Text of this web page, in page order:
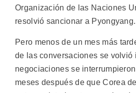
Organización de las Naciones
resolvió sancionar a Pyongyang.
Pero menos de un mes más
de las conversaciones se volvió
negociaciones se
meses después de que Corea